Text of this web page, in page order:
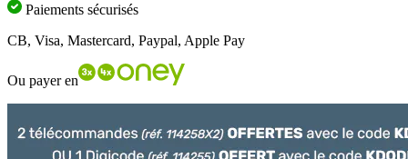
Paiements sécurisés
CB, Visa, Mastercard, Paypal, Apple Pay
Ou payer en